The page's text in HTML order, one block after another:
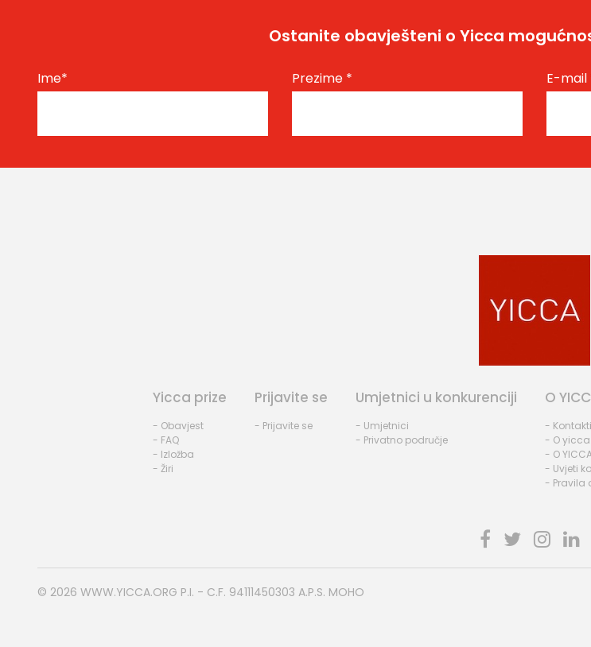
Ostanite obavješteni o Yicca
Ime* Prezime * E-mail
Yicca prize
- Obavjest
- FAQ
- Izložba
- Žiri
Prijavite se
- Prijavite se
Umjetnici u konkurenciji
- Umjetnici
- Privatno područje
O
- Kontakti
- O yicca
- O
- Uvjeti
- Pravila
© 2026 WWW.YICCA.ORG P.I. - C.F. 94111450303 A.P.S. MOHO